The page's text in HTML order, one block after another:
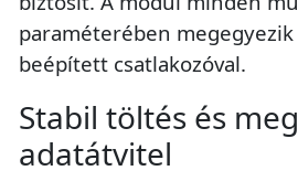
paraméterében megegyezik
beépített csatlakozóval.
Stabil töltés és
adatátvitel